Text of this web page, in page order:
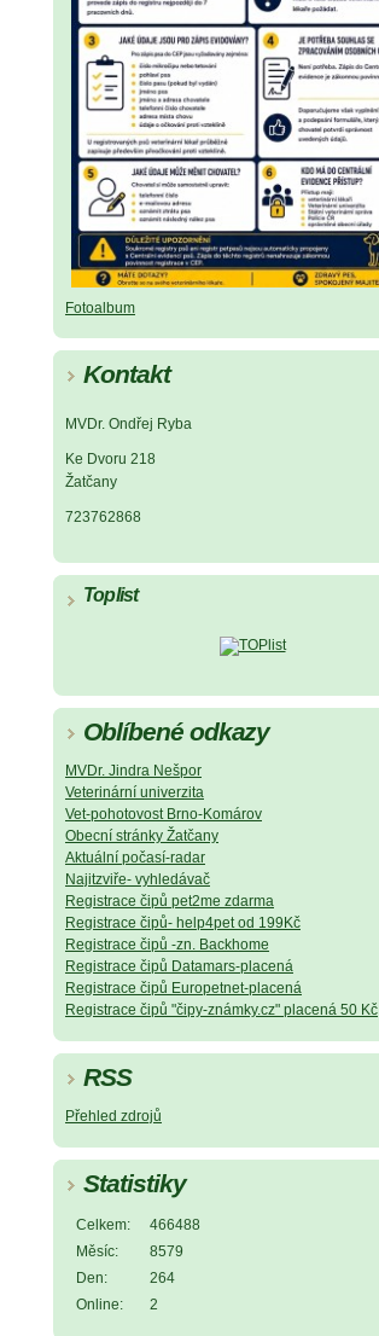
Fotoalbum
Kontakt
MVDr. Ondřej Ryba
Ke Dvoru 218
Žatčany
723762868
Toplist
Oblíbené odkazy
MVDr. Jindra Nešpor
Veterinární univerzita
Vet-pohotovost Brno-Komárov
Obecní stránky Žatčany
Aktuální počasí-radar
Najitzviře- vyhledávač
Registrace čipů pet2me zdarma
Registrace čipů- help4pet od 199Kč
Registrace čipů -zn. Backhome
Registrace čipů Datamars-placená
Registrace čipů Europetnet-placená
Registrace čipů "čipy-známky.cz" placená 50 Kč
RSS
Přehled zdrojů
Statistiky
Online: 2
Celkem:
466488
Měsíc:
8579
Den:
264